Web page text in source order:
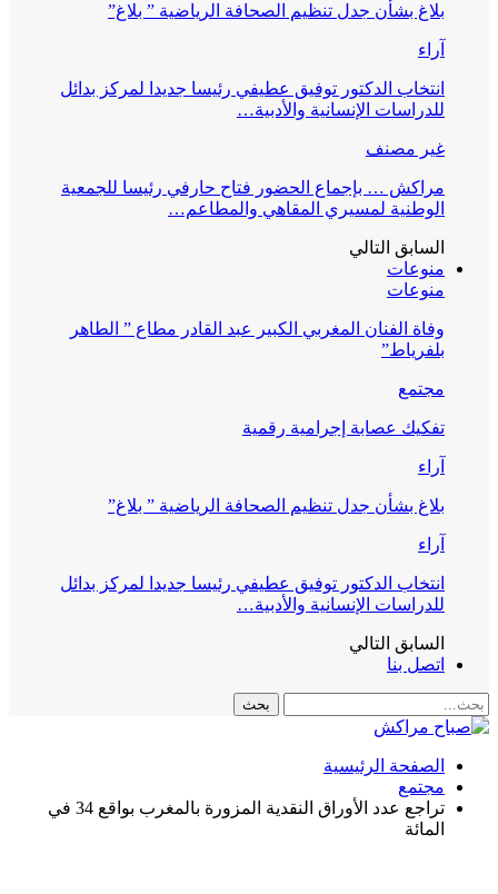
بلاغ بشأن جدل تنظيم الصحافة الرياضية ” بلاغ”
آراء
انتخاب الدكتور توفيق عطيفي رئيسا جديدا لمركز بدائل
للدراسات الإنسانية والأدبية…
غير مصنف
مراكش … بإجماع الحضور فتاح حارفي رئيسا للجمعية
الوطنية لمسيري المقاهي والمطاعم…
السابق التالي
منوعات
منوعات
وفاة الفنان المغربي الكبير عبد القادر مطاع ” الطاهر
بلفرياط”
مجتمع
تفكيك عصابة إجرامية رقمية
آراء
بلاغ بشأن جدل تنظيم الصحافة الرياضية ” بلاغ”
آراء
انتخاب الدكتور توفيق عطيفي رئيسا جديدا لمركز بدائل
للدراسات الإنسانية والأدبية…
السابق التالي
اتصل بنا
الصفحة الرئيسية
مجتمع
تراجع عدد الأوراق النقدية المزورة بالمغرب بواقع 34 في
المائة